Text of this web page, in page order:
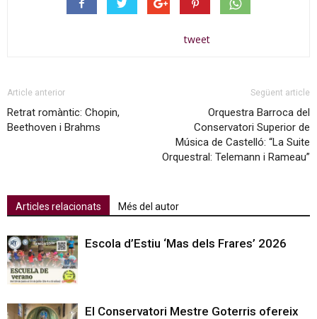
tweet
Article anterior
Retrat romàntic: Chopin,
Beethoven i Brahms
Següent article
Orquestra Barroca del
Conservatori Superior de
Música de Castelló: “La Suite
Orquestral: Telemann i Rameau”
Articles relacionats Més del autor
Escola d’Estiu ‘Mas dels Frares’ 2026
El Conservatori Mestre Goterris ofereix